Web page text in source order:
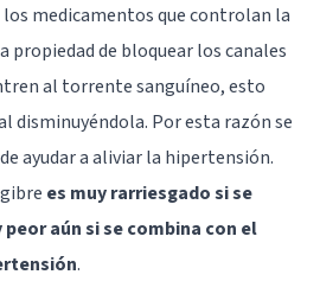
medicamentos que controlan la
de bloquear los canales
al torrente sanguíneo, esto
disminuyéndola. Por esta razón se
ayudar a aliviar la hipertensión.
es muy rarriesgado si se
aún si se combina con el
.